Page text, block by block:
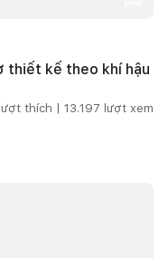
thiết kế theo khí hậu
lượt thích | 13.197 lượt xem